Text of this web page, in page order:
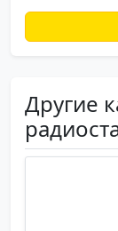
Другие